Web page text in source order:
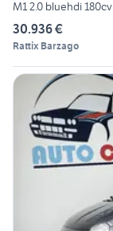
M1 2.0 bluehdi 180cv
30.936 €
Rattix Barzago